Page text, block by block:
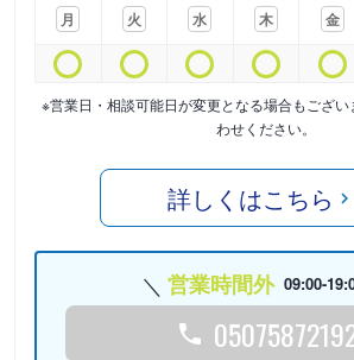
月
火
水
木
金
※営業日・相談可能日が変更となる場合もござ
わせください。
詳しくはこちら
営業時間外 09:00-